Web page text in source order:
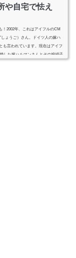
や自宅で怯え
！2002年、これはアイフルのCM
ょうご）さん。ドイツ人の嫁ハ
も言われています。現在はアイフ
した嫁ハルマンさんとその娘絹子
自宅はゴミ屋敷で場所はどこ?清